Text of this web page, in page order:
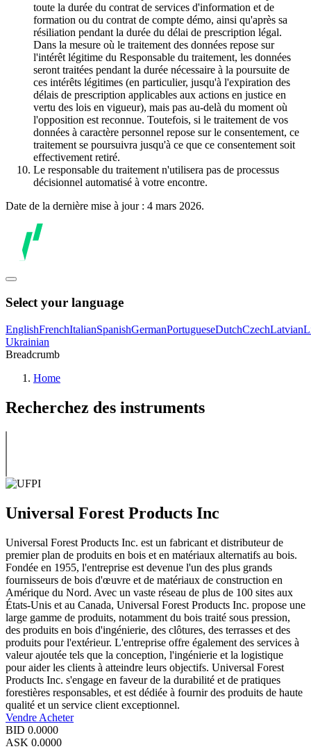
toute la durée du contrat de services d'information et de
formation ou du contrat de compte démo, ainsi qu'après sa
résiliation pendant la durée du délai de prescription légal.
Dans la mesure où le traitement des données repose sur
l'intérêt légitime du Responsable du traitement, les données
seront traitées pendant la durée nécessaire à la poursuite de
ces intérêts légitimes (en particulier, jusqu'à l'expiration des
délais de prescription applicables aux actions en justice en
vertu des lois en vigueur), mais pas au-delà du moment où
l'opposition est reconnue. Toutefois, si le traitement de vos
données à caractère personnel repose sur le consentement, ce
traitement se poursuivra jusqu'à ce que ce consentement soit
effectivement retiré.
Le responsable du traitement n'utilisera pas de processus
décisionnel automatisé à votre encontre.
Date de la dernière mise à jour : 4 mars 2026.
Select your language
EnglishFrenchItalianSpanishGermanPortugueseDutchCzechLatvian
Ukrainian
Breadcrumb
Home
Recherchez des instruments
Universal Forest Products Inc
Universal Forest Products Inc. est un fabricant et distributeur de
premier plan de produits en bois et en matériaux alternatifs au bois.
Fondée en 1955, l'entreprise est devenue l'un des plus grands
fournisseurs de bois d'œuvre et de matériaux de construction en
Amérique du Nord. Avec un vaste réseau de plus de 100 sites aux
États-Unis et au Canada, Universal Forest Products Inc. propose une
large gamme de produits, notamment du bois traité sous pression,
des produits en bois d'ingénierie, des clôtures, des terrasses et des
produits pour l'extérieur. L'entreprise offre également des services à
valeur ajoutée tels que la conception, l'ingénierie et la logistique
pour aider les clients à atteindre leurs objectifs. Universal Forest
Products Inc. s'engage en faveur de la durabilité et de pratiques
forestières responsables, et est dédiée à fournir des produits de haute
qualité et un service client exceptionnel.
Vendre Acheter
BID 0.0000
ASK 0.0000